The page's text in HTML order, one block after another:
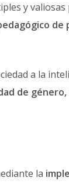
y
de
a la
de
la